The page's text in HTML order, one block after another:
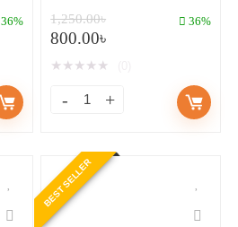
36%
1,250.00৳
800.00৳
36%
★ ★ ★ ★ ★
BEST SELLER